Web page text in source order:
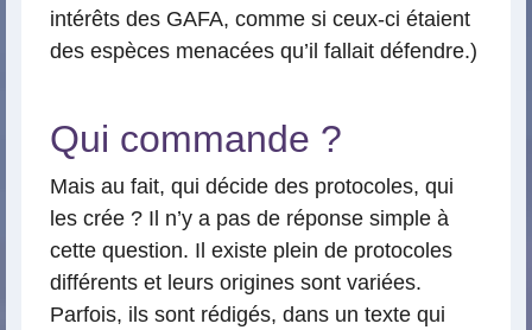
intérêts des GAFA, comme si ceux-ci étaient
des espèces menacées qu’il fallait défendre.)
Qui commande ?
Mais au fait, qui décide des protocoles, qui
les crée ? Il n’y a pas de réponse simple à
cette question. Il existe plein de protocoles
différents et leurs origines sont variées.
Parfois, ils sont rédigés, dans un texte qui